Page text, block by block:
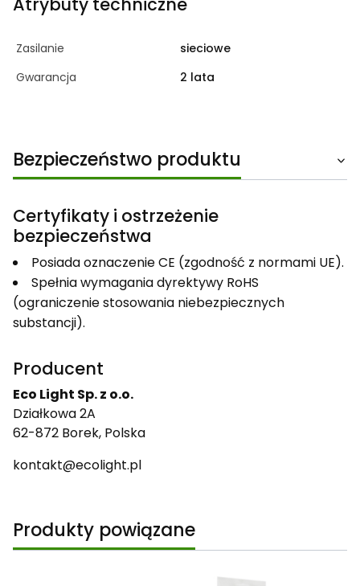
Zasilanie
sieciowe
Gwarancja
2 lata
Bezpieczeństwo produktu
Certyfikaty i ostrzeżenie
bezpieczeństwa
Posiada oznaczenie CE (zgodność z normami UE).
Spełnia wymagania dyrektywy RoHS
(ograniczenie stosowania niebezpiecznych
substancji).
Producent
Eco Light Sp. z o.o.
Działkowa 2A
62-872 Borek, Polska
kontakt@ecolight.pl
Produkty powiązane